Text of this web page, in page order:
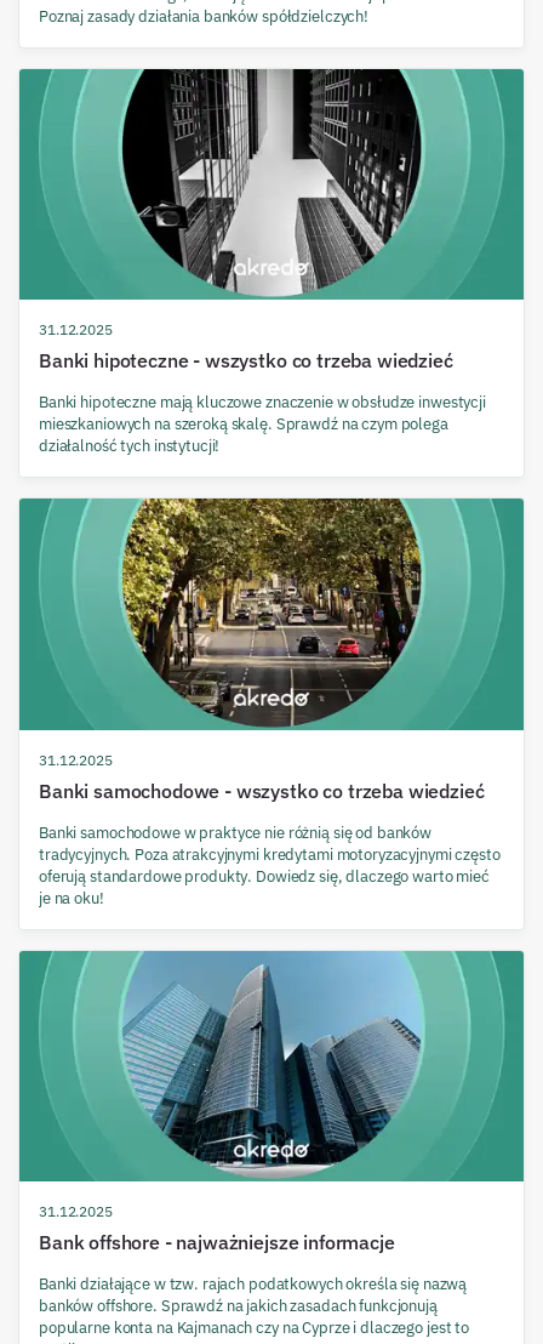
Poznaj zasady działania banków spółdzielczych!
31.12.2025
Banki hipoteczne - wszystko co trzeba wiedzieć
Banki hipoteczne mają kluczowe znaczenie w obsłudze inwestycji
mieszkaniowych na szeroką skalę. Sprawdź na czym polega
działalność tych instytucji!
31.12.2025
Banki samochodowe - wszystko co trzeba wiedzieć
Banki samochodowe w praktyce nie różnią się od banków
tradycyjnych. Poza atrakcyjnymi kredytami motoryzacyjnymi często
oferują standardowe produkty. Dowiedz się, dlaczego warto mieć
je na oku!
31.12.2025
Bank offshore - najważniejsze informacje
Banki działające w tzw. rajach podatkowych określa się nazwą
banków offshore. Sprawdź na jakich zasadach funkcjonują
popularne konta na Kajmanach czy na Cyprze i dlaczego jest to